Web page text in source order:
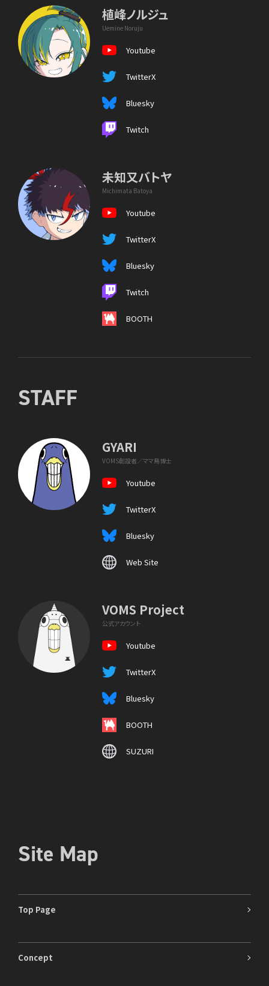
植峰ノルジュ
Uemine Noruju
Youtube
TwitterX
Bluesky
Twitch
未知又バトヤ
Michimata Batoya
Youtube
TwitterX
Bluesky
Twitch
BOOTH
STAFF
GYARI
VOMS創設者／ママ鳥博士
Youtube
TwitterX
Bluesky
Web Site
VOMS Project
公式アカウント
Youtube
TwitterX
Bluesky
BOOTH
SUZURI
Site Map
Top Page
Concept